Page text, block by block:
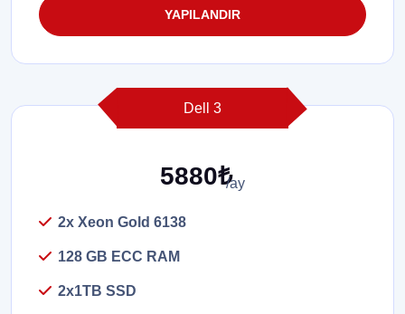
YAPILANDIR
Dell 3
5880₺
/ay
2x Xeon Gold 6138
128 GB ECC RAM
2x1TB SSD